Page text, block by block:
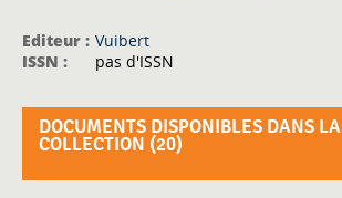
Editeur : Vuibert
ISSN :
pas d'ISSN
DOCUMENTS DISPONIBLES DANS LA
COLLECTION (20)